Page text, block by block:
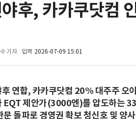
후, 카카쿠닷컴
기자 입력 2026-07-09 15:01
연합, 카카쿠닷컴 20% 대주주 오
EQT 제안가(3000엔)를 압도하는
문 돌파로 경영권 확보 청신호 및 양